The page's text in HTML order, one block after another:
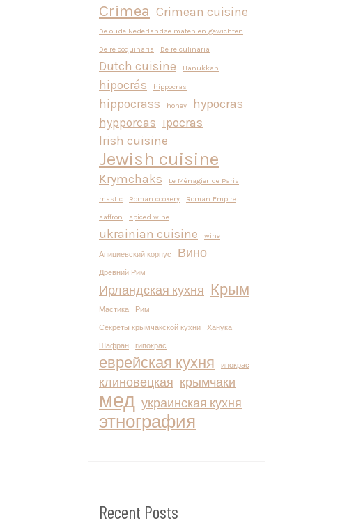
Crimea Crimean cuisine
De oude Nederlandse maten en gewichten
De re coquinaria
De re culinaria
Dutch cuisine Hanukkah
hipocrás hippocras
hippocrass honey
hypocras
hypporcas ipocras
Irish cuisine
Jewish cuisine
Krymchaks
Le Ménagier de Paris
mastic
Roman cookery
Roman Empire
saffron
spiced wine
ukrainian cuisine wine
Апициевский корпус Вино
Древний Рим
Ирландская кухня Крым
Мастика
Рим
Секреты крымчакской кухни
Ханука
Шафран
гипокрас
еврейская кухня ипокрас
клиновецкая крымчаки
мед украинская кухня
этнография
Recent Posts